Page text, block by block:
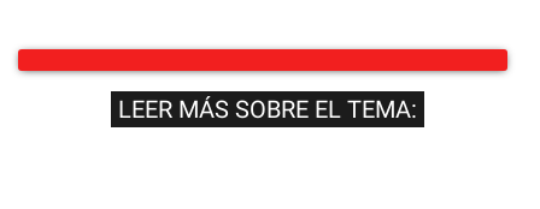
LEER MÁS SOBRE EL TEMA: